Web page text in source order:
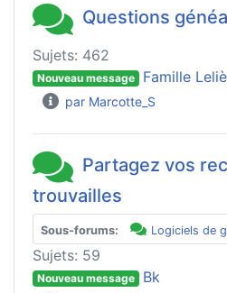
Questions
Sujets: 462
Nouveau message Famille
par Marcotte_S
Partagez vos
trouvailles
Sous-forums: Logiciels de
Sujets: 59
Nouveau message Bk